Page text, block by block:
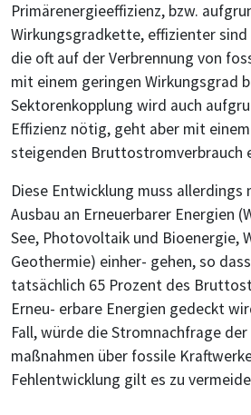
Primärenergieeffizienz, bzw.
Wirkungsgradkette, effizienter
die oft auf der Verbrennung von
mit einem geringen Wirkungsgrad
Sektorenkopplung wird auch
Effizienz nötig, geht aber mit
steigenden Bruttostromverbrauch
Diese Entwicklung muss
Ausbau an Erneuerbarer Energien
See, Photovoltaik und Bioenergie,
Geothermie) einher- gehen, so
tatsächlich 65 Prozent des
Erneu- erbare Energien gedeckt
Fall, würde die Stromnachfrage der
maßnahmen über fossile
Fehlentwicklung gilt es zu